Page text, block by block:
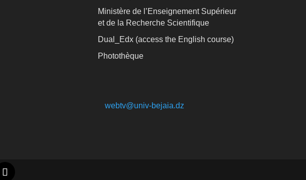
Ministère de l’Enseignement Supérieur
et de la Recherche Scientifique
Dual_Edx (access the English course)
Photothèque
webtv@univ-bejaia.dz